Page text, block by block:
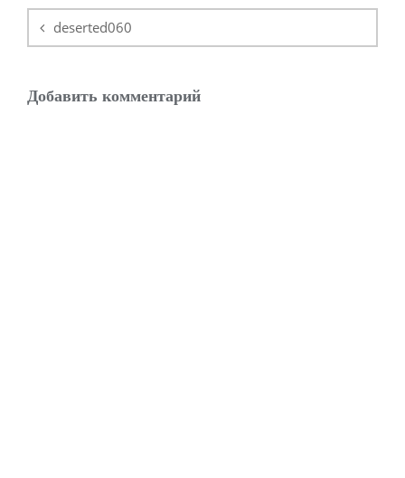
по
записям
deserted060
Добавить комментарий